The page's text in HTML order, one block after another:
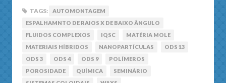
TAGS:
AUTOMONTAGEM
ESPALHAMNTO DE RAIOS X DE BAIXO ÂNGULO
FLUIDOS COMPLEXOS
IQSC
MATÉRIA MOLE
MATERIAIS HÍBRIDOS
NANOPARTÍCULAS
ODS 13
ODS 3
ODS 4 ODS 9
POLÍMEROS
POROSIDADE
QUÍMICA
SEMINÁRIO